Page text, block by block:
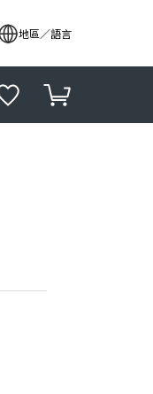
地區／語言